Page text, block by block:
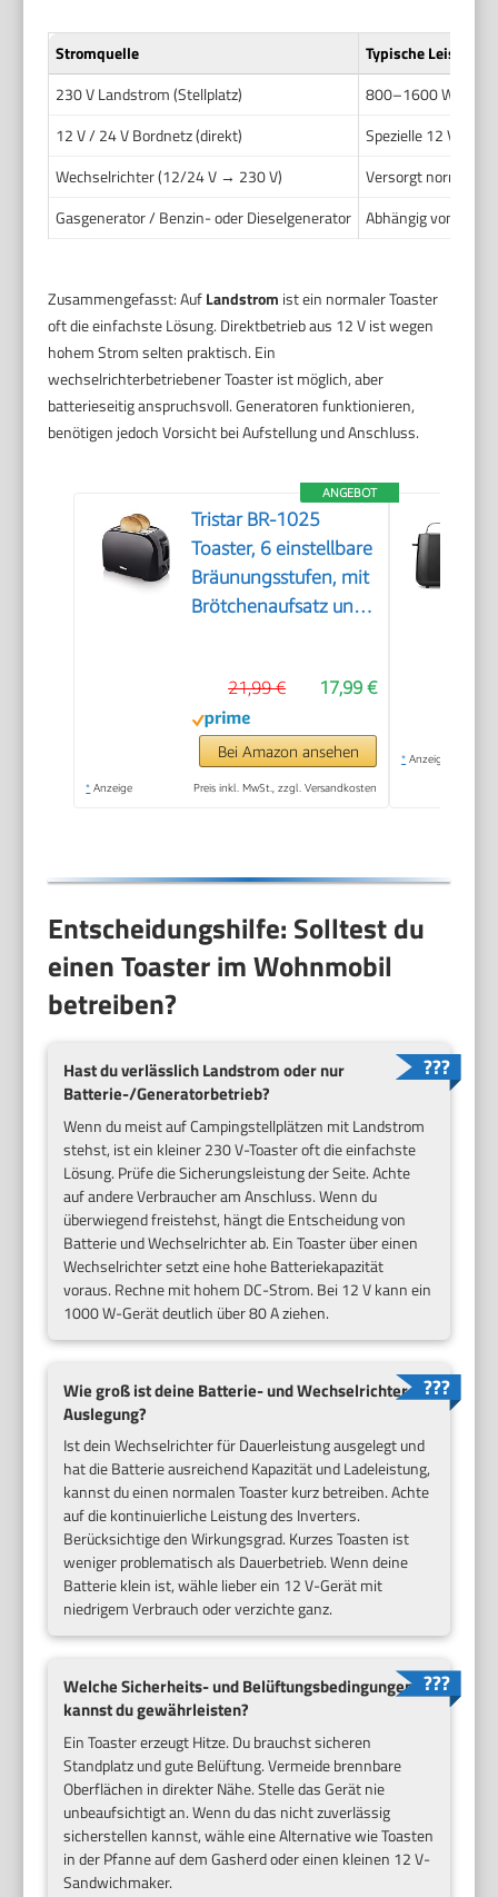
Stromquelle
Typische
230 V Landstrom (Stellplatz)
800–1600 W (typ.
12 V / 24 V Bordnetz (direkt)
Spezielle 12 V/24
Wechselrichter (12/24 V → 230 V)
Versorgt normale
Gasgenerator / Benzin- oder Dieselgenerator
Abhängig vom
Zusammengefasst: AufLandstrom ist ein normaler Toaster
oft die einfachste Lösung. Direktbetrieb aus 12 V ist wegen
hohem Strom selten praktisch. Ein
wechselrichterbetriebener Toaster ist möglich, aber
batterieseitig anspruchsvoll. Generatoren funktionieren,
benötigen jedoch Vorsicht bei Aufstellung und Anschluss.
ANGEBOT
Tristar BR-1025
Toaster, 6 einstellbare
Bräunungsstufen, mit
Brötchenaufsatz und
17,99 €
21,99 €
Bei Amazon ansehen
* Anzeige Preis inkl. MwSt., zzgl. Versandkosten
* Anzeige
Entscheidungshilfe: Solltest du
einen Toaster im Wohnmobil
betreiben?
Hast du verlässlich Landstrom oder nur
Batterie-/Generatorbetrieb?
Wenn du meist auf Campingstellplätzen mit Landstrom
stehst, ist ein kleiner 230 V-Toaster oft die einfachste
Lösung. Prüfe die Sicherungsleistung der Seite. Achte
auf andere Verbraucher am Anschluss. Wenn du
überwiegend freistehst, hängt die Entscheidung von
Batterie und Wechselrichter ab. Ein Toaster über einen
Wechselrichter setzt eine hohe Batteriekapazität
voraus. Rechne mit hohem DC-Strom. Bei 12 V kann ein
1000 W-Gerät deutlich über 80 A ziehen.
Wie groß ist deine Batterie- und Wechselrichter-
Auslegung?
Ist dein Wechselrichter für Dauerleistung ausgelegt und
hat die Batterie ausreichend Kapazität und Ladeleistung,
kannst du einen normalen Toaster kurz betreiben. Achte
auf die kontinuierliche Leistung des Inverters.
Berücksichtige den Wirkungsgrad. Kurzes Toasten ist
weniger problematisch als Dauerbetrieb. Wenn deine
Batterie klein ist, wähle lieber ein 12 V-Gerät mit
niedrigem Verbrauch oder verzichte ganz.
Welche Sicherheits- und Belüftungsbedingungen
kannst du gewährleisten?
Ein Toaster erzeugt Hitze. Du brauchst sicheren
Standplatz und gute Belüftung. Vermeide brennbare
Oberflächen in direkter Nähe. Stelle das Gerät nie
unbeaufsichtigt an. Wenn du das nicht zuverlässig
sicherstellen kannst, wähle eine Alternative wie Toasten
in der Pfanne auf dem Gasherd oder einen kleinen 12 V-
Sandwichmaker.